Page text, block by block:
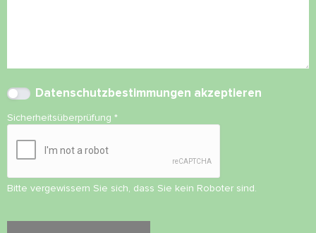
Datenschutzbestimmungen akzeptieren
Sicherheitsüberprüfung *
Bitte vergewissern Sie sich, dass Sie kein Roboter sind.